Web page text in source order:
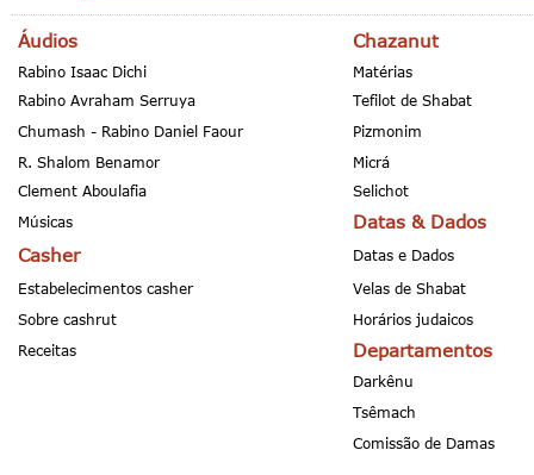
Áudios Chazanut
Rabino Isaac Dichi
Matérias
Rabino Avraham Serruya
Tefilot de Shabat
Chumash - Rabino Daniel Faour
Pizmonim
R. Shalom Benamor
Micrá
Clement Aboulafia
Selichot
Músicas
Datas & Dados
Casher
Datas e Dados
Estabelecimentos casher
Velas de Shabat
Sobre cashrut
Horários judaicos
Receitas
Departamentos
Darkênu
Tsêmach
Comissão de Damas